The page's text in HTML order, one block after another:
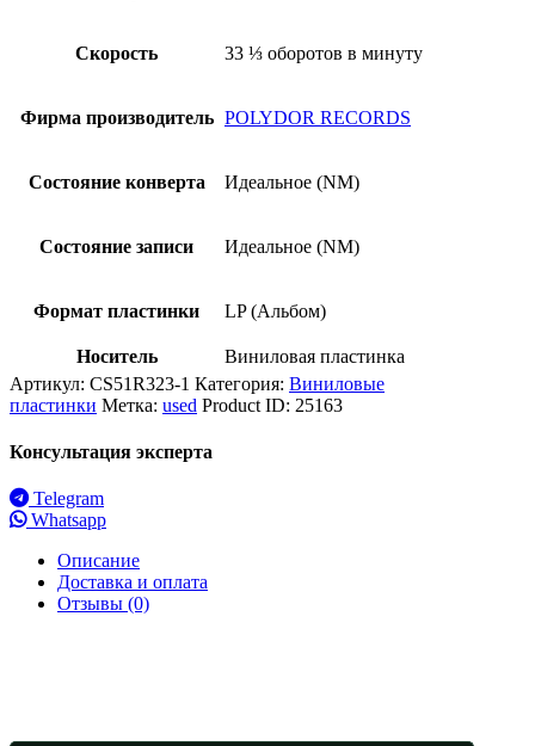
Скорость 33 ⅓ оборотов в минуту
Фирма производитель POLYDOR RECORDS
Состояние конверта Идеальное (NM)
Состояние записи Идеальное (NM)
Формат пластинки LP (Альбом)
Носитель
Виниловая пластинка
Артикул: CS51R323-1 Категория: Виниловые
пластинки Метка: used Product ID: 25163
Консультация эксперта
Telegram
Whatsapp
Описание
Доставка и оплата
Отзывы (0)